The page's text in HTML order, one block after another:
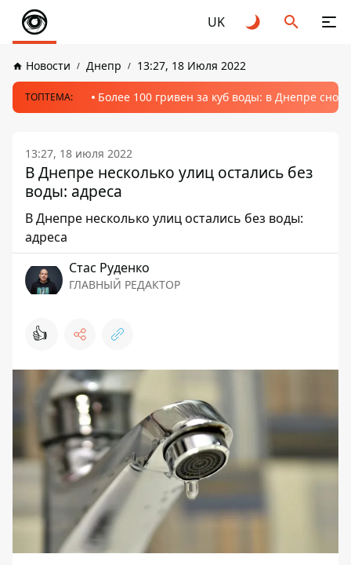
UK
Новости Днепр 13:27, 18 Июля 2022
ТОПТЕМА: Более 100 гривен за куб воды: в Днепре
13:27, 18 июля 2022
В Днепре несколько улиц остались без
воды: адреса
В Днепре несколько улиц остались без воды:
адреса
Стаc Руденко
ГЛАВНЫЙ РЕДАКТОР
👍